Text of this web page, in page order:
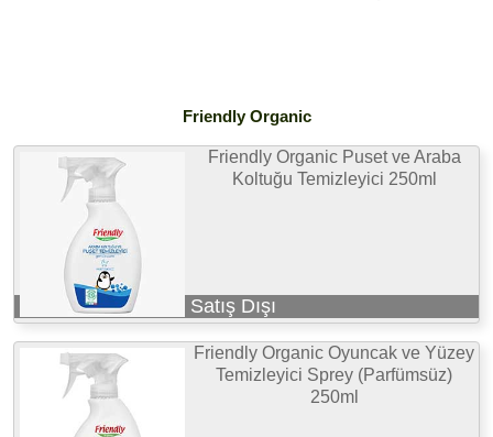
Friendly Organic
Friendly Organic Puset ve Araba
Koltuğu Temizleyici 250ml
Satış Dışı
Friendly Organic Oyuncak ve Yüzey
Temizleyici Sprey (Parfümsüz)
250ml